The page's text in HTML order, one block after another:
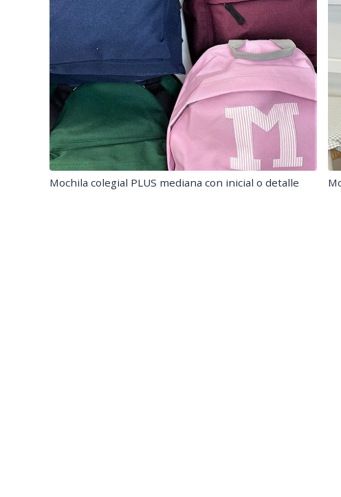
Mochila colegial PLUS mediana con inicial o detalle